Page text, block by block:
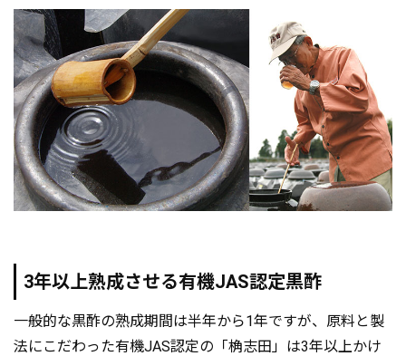
3年以上熟成させる有機JAS認定黒酢
一般的な黒酢の熟成期間は半年から1年ですが、原料と製
法にこだわった有機JAS認定の「桷志田」は3年以上かけ